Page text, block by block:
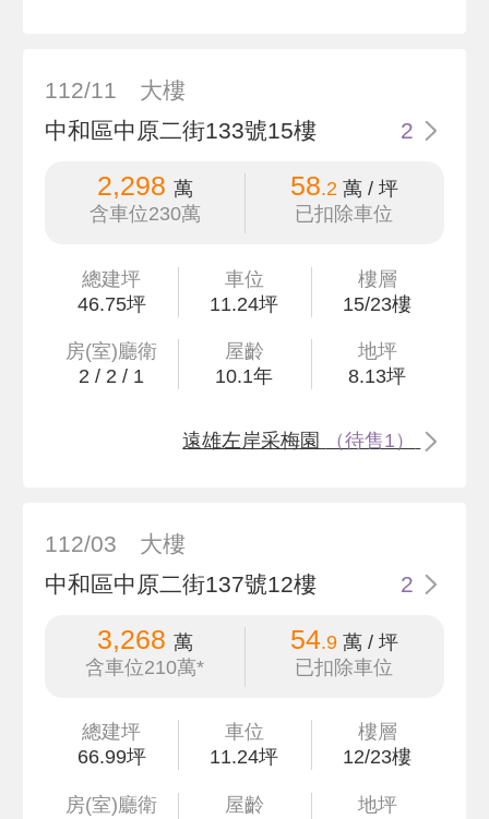
112/11
大樓
中和區中原二街133號15樓
2
2,298 萬
含車位230萬
58.2 萬 / 坪
已扣除車位
總建坪
46.75坪
車位
11.24坪
樓層
15/23樓
房(室)廳衛
2 / 2 / 1
屋齡
10.1年
地坪
8.13坪
遠雄左岸采梅園 （待售1）
112/03
大樓
中和區中原二街137號12樓
2
3,268 萬
含車位210萬*
54.9萬 / 坪
已扣除車位
總建坪
66.99坪
車位
11.24坪
樓層
12/23樓
房(室)廳衛
屋齡
地坪